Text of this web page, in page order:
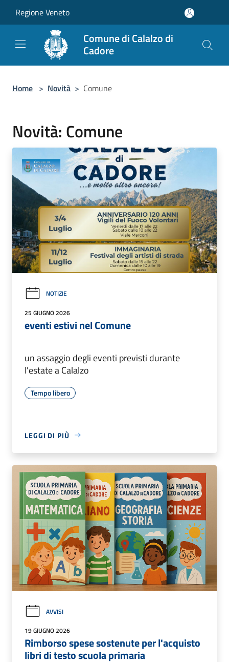
Regione Veneto
Comune di Calalzo di
Cadore
Home > Novità > Comune
Novità: Comune
NOTIZIE
25 GIUGNO 2026
eventi estivi nel Comune
un assaggio degli eventi previsti durante
l'estate a Calalzo
Tempo libero
LEGGI DI PIÙ
AVVISI
19 GIUGNO 2026
Rimborso spese sostenute per l'acquisto
libri di testo scuola primaria